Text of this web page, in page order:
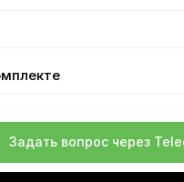
Задать вопрос через